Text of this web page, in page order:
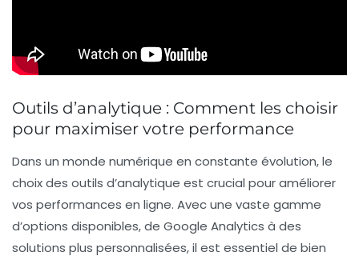
Outils d’analytique : Comment les choisir
pour maximiser votre performance
Dans un monde numérique en constante évolution, le
choix des outils d’analytique est crucial pour améliorer
vos performances en ligne. Avec une vaste gamme
d’options disponibles, de Google Analytics à des
solutions plus personnalisées, il est essentiel de bien